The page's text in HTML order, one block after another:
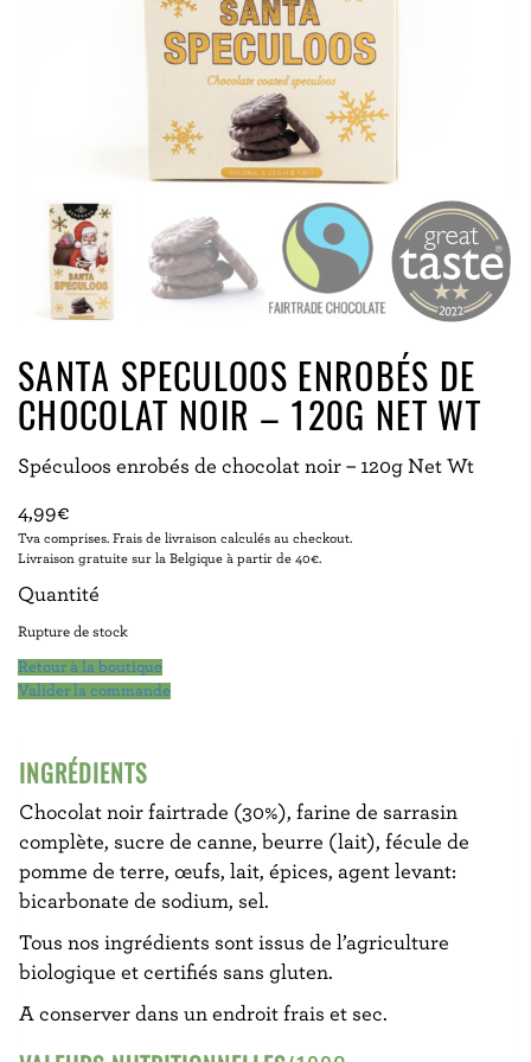
SANTA SPECULOOS ENROBÉS DE
CHOCOLAT NOIR – 120G NET WT
Spéculoos enrobés de chocolat noir – 120g Net Wt
4,99€
Tva comprises. Frais de livraison calculés au checkout.
Livraison gratuite sur la Belgique à partir de 40€.
Quantité
Rupture de stock
Retour à la boutique
Valider la commande
INGRÉDIENTS
Chocolat noir fairtrade (30%), farine de sarrasin
complète, sucre de canne, beurre (lait), fécule de
pomme de terre, œufs, lait, épices, agent levant:
bicarbonate de sodium, sel.
Tous nos ingrédients sont issus de l’agriculture
biologique et certifiés sans gluten.
A conserver dans un endroit frais et sec.